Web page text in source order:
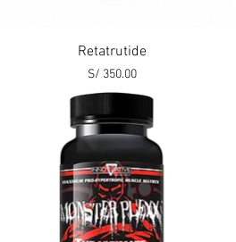
Vista rápida
Retatrutide
Precio
S/ 350.00